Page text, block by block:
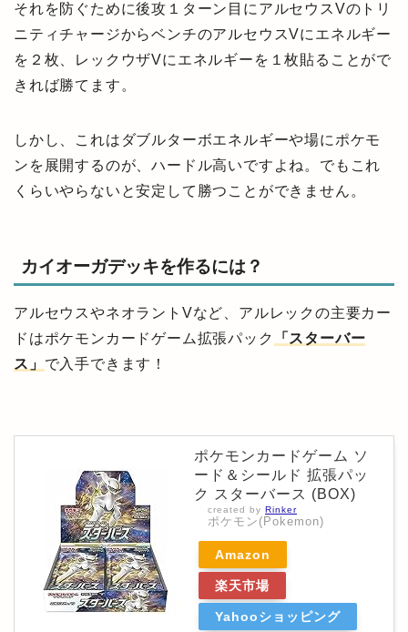
それを防ぐために後攻１ターン目にアルセウスVのトリ
ニティチャージからベンチのアルセウスVにエネルギー
を２枚、レックウザVにエネルギーを１枚貼ることがで
きれば勝てます。
しかし、これはダブルターボエネルギーや場にポケモ
ンを展開するのが、ハードル高いですよね。でもこれ
くらいやらないと安定して勝つことができません。
カイオーガデッキを作るには？
アルセウスやネオラントVなど、アルレックの主要カー
ドはポケモンカードゲーム拡張パック
「スターバー
ス」 で入手できます！
ポケモンカードゲーム ソ
ード＆シールド 拡張パッ
ク スターバース (BOX)
created by Rinker
ポケモン(Pokemon)
Amazon
楽天市場
Yahooショッピング